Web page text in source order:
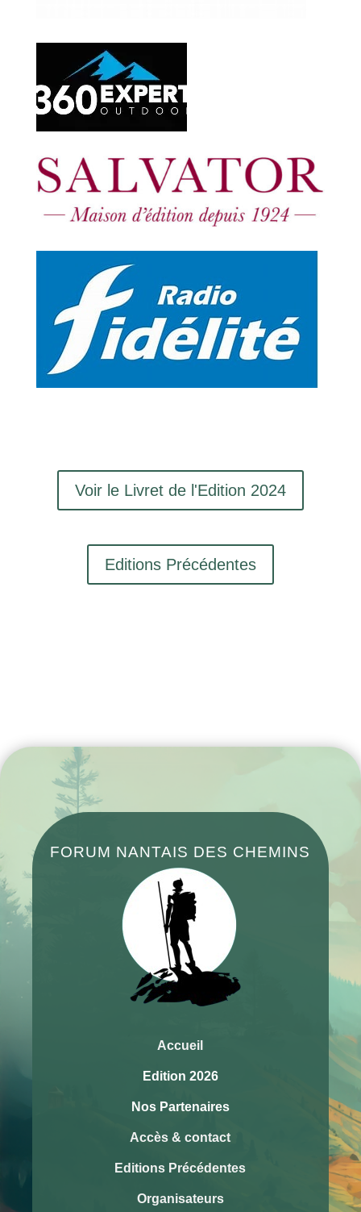
Voir le Livret de l'Edition 2024
Editions Précédentes
FORUM NANTAIS DES CHEMINS
Accueil
Edition 2026
Nos Partenaires
Accès & contact
Editions Précédentes
Organisateurs